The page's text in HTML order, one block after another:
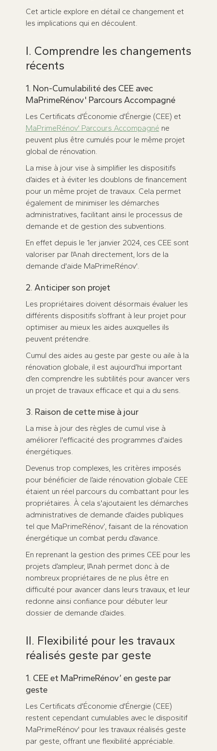
Cet article explore en détail ce changement et
les implications qui en découlent.
I. Comprendre les changements
récents
1. Non-Cumulabilité des CEE avec
MaPrimeRénov' Parcours Accompagné
Les Certificats d'Économie d'Énergie (CEE) et
MaPrimeRénov' Parcours Accompagné ne
peuvent plus être cumulés pour le même projet
global de rénovation.
La mise à jour vise à simplifier les dispositifs
d’aides et à éviter les doublons de financement
pour un même projet de travaux. Cela permet
également de minimiser les démarches
administratives, facilitant ainsi le processus de
demande et de gestion des subventions.
En effet depuis le 1er janvier 2024, ces CEE sont
valoriser par l'Anah directement, lors de la
demande d'aide MaPrimeRénov'.
2. Anticiper son projet
Les propriétaires doivent désormais évaluer les
différents dispositifs s’offrant à leur projet pour
optimiser au mieux les aides auxquelles ils
peuvent prétendre.
Cumul des aides au geste par geste ou aile à la
rénovation globale, il est aujourd’hui important
d’en comprendre les subtilités pour avancer vers
un projet de travaux efficace et qui a du sens.
3. Raison de cette mise à jour
La mise à jour des règles de cumul vise à
améliorer l'efficacité des programmes d'aides
énergétiques.
Devenus trop complexes, les critères imposés
pour bénéficier de l’aide rénovation globale CEE
étaient un réel parcours du combattant pour les
propriétaires. À cela s'ajoutaient les démarches
administratives de demande d’aides publiques
tel que MaPrimeRénov’, faisant de la rénovation
énergétique un combat perdu d’avance.
En reprenant la gestion des primes CEE pour les
projets d’ampleur, l’Anah permet donc à de
nombreux propriétaires de ne plus être en
difficulté pour avancer dans leurs travaux, et leur
redonne ainsi confiance pour débuter leur
dossier de demande d’aides.
II. Flexibilité pour les travaux
réalisés geste par geste
1. CEE et MaPrimeRénov’ en geste par
geste
Les Certificats d'Économie d'Énergie (CEE)
restent cependant cumulables avec le dispositif
MaPrimeRénov' pour les travaux réalisés geste
par geste, offrant une flexibilité appréciable.